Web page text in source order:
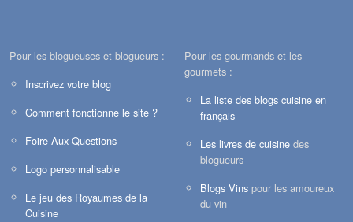
Pour les blogueuses et blogueurs :
Inscrivez votre blog
Comment fonctionne le site ?
Foire Aux Questions
Logo personnalisable
Le jeu des Royaumes de la
Cuisine
Pour les gourmands et les
gourmets :
La liste des blogs cuisine en
français
Les livres de cuisine des
blogueurs
Blogs Vins pour les amoureux
du vin